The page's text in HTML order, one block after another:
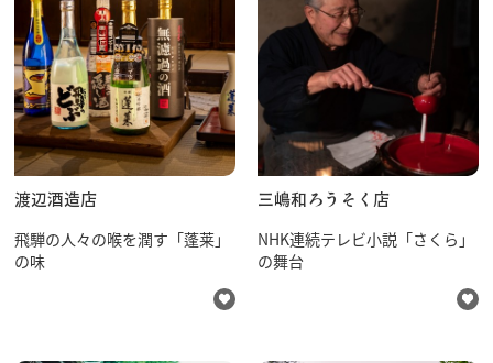
渡辺酒造店
飛騨の人々の喉を潤す「蓬莱」
の味
三嶋和ろうそく店
NHK連続テレビ小説「さくら」
の舞台